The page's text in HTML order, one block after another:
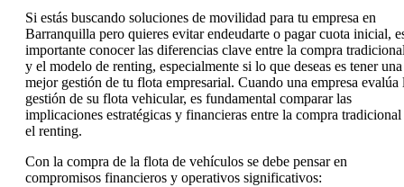
Si estás buscando soluciones de movilidad para tu empresa en
Barranquilla pero quieres evitar endeudarte o pagar cuota inicial,
importante conocer las diferencias clave entre la compra
y el modelo de renting, especialmente si lo que deseas es tener una
mejor gestión de tu flota empresarial. Cuando una empresa evalúa
gestión de su flota vehicular, es fundamental comparar las
implicaciones estratégicas y financieras entre la compra
el renting.
Con la compra de la flota de vehículos se debe pensar en
compromisos financieros y operativos significativos: